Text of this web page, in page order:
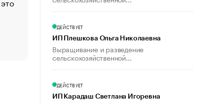
Что обвинения против Павла Дурова значат для
пользователей
ДЕЙСТВУЕТ
ИП Плешкова Ольга Николаевна
Выращивание и разведение
сельскохозяйственной...
ДЕЙСТВУЕТ
ИП Карадаш Светлана Игоревна